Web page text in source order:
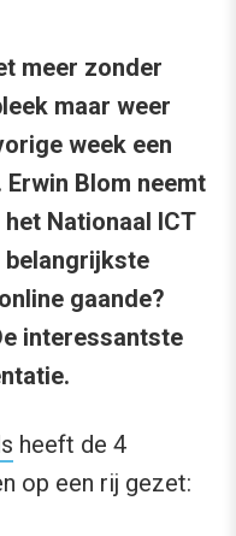
meer zonder
maar weer
week een
Blom neemt
Nationaal ICT
belangrijkste
gaande?
interessantste
heeft de 4
op een rij gezet: